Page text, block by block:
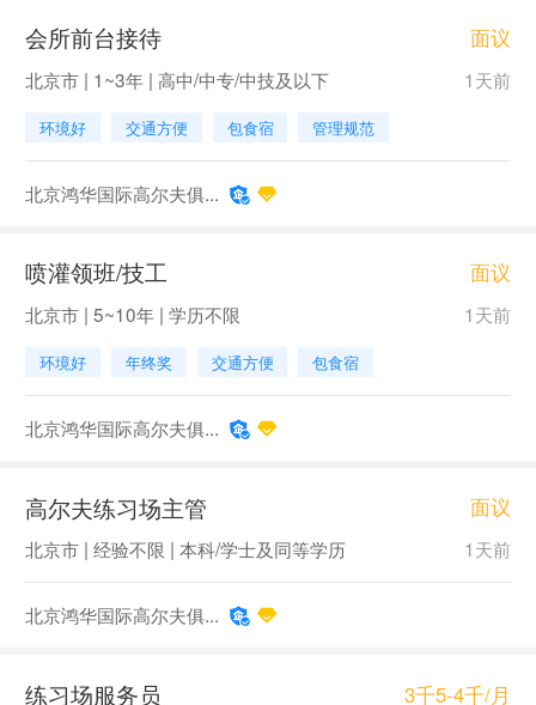
会所前台接待 面议
北京市 | 1~3年 | 高中/中专/中技及以下 1天前
环境好 交通方便 包食宿 管理规范
北京鸿华国际高尔夫俱...
喷灌领班/技工 面议
北京市 | 5~10年 | 学历不限 1天前
环境好 年终奖 交通方便 包食宿
北京鸿华国际高尔夫俱...
高尔夫练习场主管 面议
北京市 | 经验不限 | 本科/学士及同等学历 1天前
北京鸿华国际高尔夫俱...
练习场服务员 3千5-4千/月